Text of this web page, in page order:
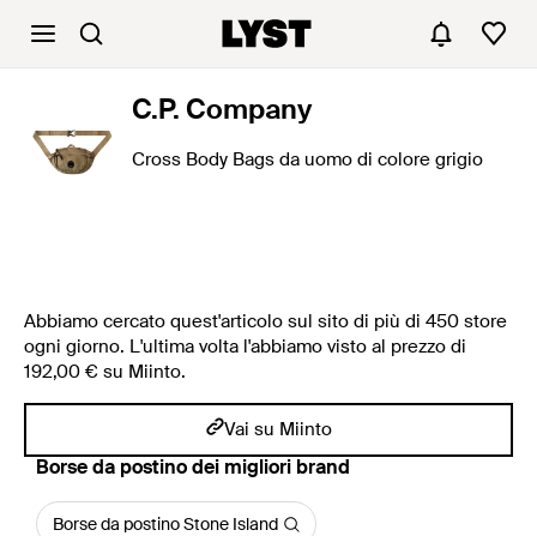
C.P. Company
Cross Body Bags da uomo di colore grigio
Abbiamo cercato quest'articolo sul sito di più di 450 store
ogni giorno. L'ultima volta l'abbiamo visto al prezzo di
192,00 € su Miinto.
Vai su Miinto
‪Borse da postino‬ dei migliori brand
Borse da postino Stone Island